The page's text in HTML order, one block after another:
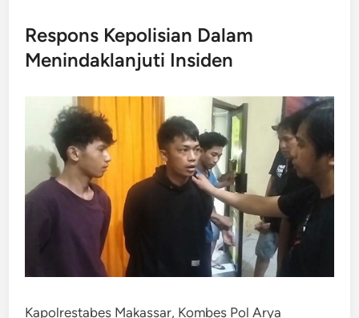
Respons Kepolisian Dalam
Menindaklanjuti Insiden
Kapolrestabes Makassar, Kombes Pol Arya